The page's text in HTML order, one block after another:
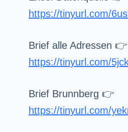
https://tinyurl.com/
Brief alle Adressen 👉
https://tinyurl.com/
Brief Brunnberg 👉
https://tinyurl.com/